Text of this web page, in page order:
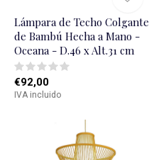
Lámpara de Techo Colgante
de Bambú Hecha a Mano -
Oceana - D.46 x Alt.31 cm
€92,00
IVA incluido